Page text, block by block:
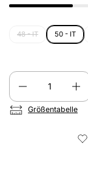
48 - IT 50 - IT
Anzahl
Größentabelle